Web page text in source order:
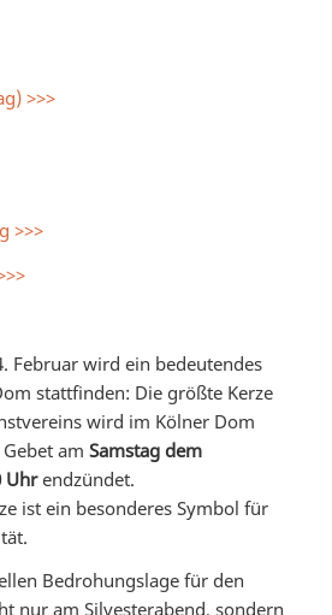
>>>
>>>
Februar wird ein bedeutendes
stattfinden: Die größte Kerze
wird im Kölner Dom
am Samstag dem
Uhrendzündet.
ist ein besonderes Symbol für
Bedrohungslage für den
nur am Silvesterabend, sondern